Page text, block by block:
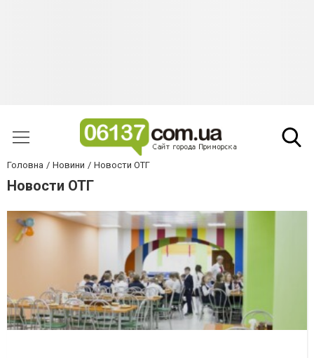
Головна Новини Новости ОТГ
Новости ОТГ